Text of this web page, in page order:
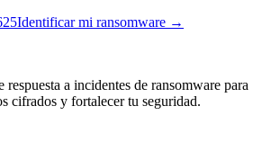
Identificar mi ransomware →
respuesta a incidentes de ransomware para
cifrados y fortalecer tu seguridad.